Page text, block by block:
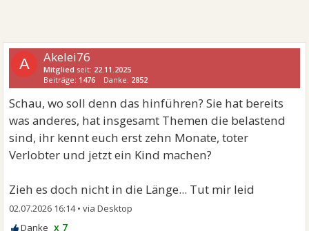
A Akelei76
Mitglied seit: 22.11.2025
Beiträge: 1476 Danke: 2852
Schau, wo soll denn das hinführen? Sie hat bereits
was anderes, hat insgesamt Themen die belastend
sind, ihr kennt euch erst zehn Monate, toter
Verlobter und jetzt ein Kind machen?
Zieh es doch nicht in die Länge... Tut mir leid
02.07.2026 16:14•
x 7